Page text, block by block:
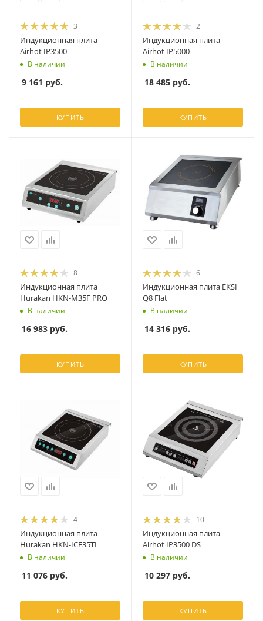
3
Индукционная плита
Airhot IP3500
В наличии
9 161 руб.
КУПИТЬ
2
Индукционная плита
Airhot IP5000
В наличии
18 485 руб.
КУПИТЬ
8
Индукционная плита
Hurakan HKN-M35F PRO
В наличии
16 983 руб.
КУПИТЬ
6
Индукционная плита EKSI
Q8 Flat
В наличии
14 316 руб.
КУПИТЬ
4
Индукционная плита
Hurakan HKN-ICF35TL
В наличии
11 076 руб.
КУПИТЬ
10
Индукционная плита
Airhot IP3500 DS
В наличии
10 297 руб.
КУПИТЬ